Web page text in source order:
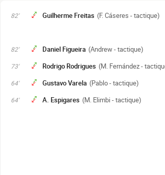
82' Guilherme Freitas (F. Cáseres - tactique)
82' Daniel Figueira (Andrew - tactique)
73' Rodrigo Rodrigues (M. Fernández -
64' Gustavo Varela (Pablo - tactique)
64' A. Espigares (M. Elimbi - tactique)